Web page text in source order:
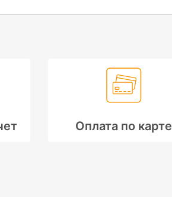
Оплата по карте